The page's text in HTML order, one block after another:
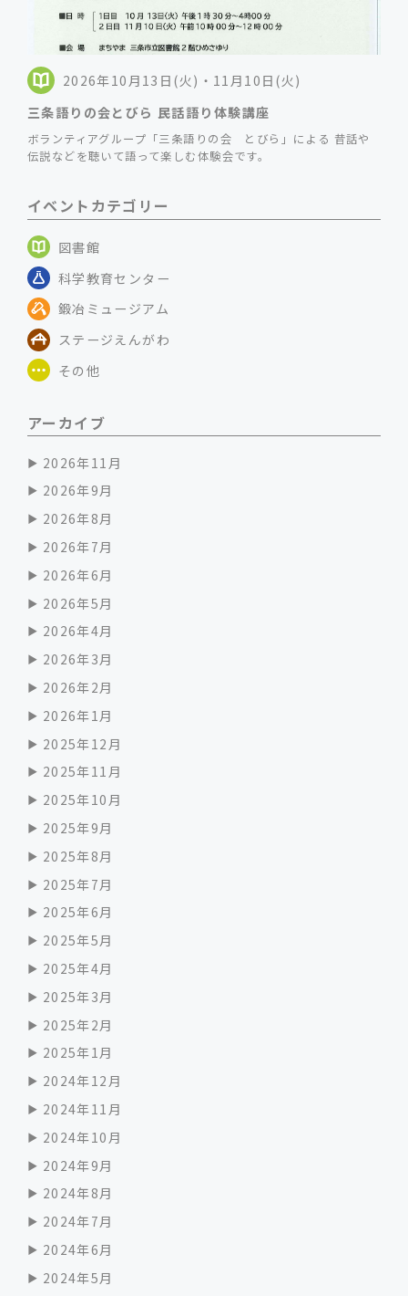
2026年10月13日(火)・11月10日(火)
三条語りの会とびら 民話語り体験講座
ボランティアグループ「三条語りの会 とびら」による 昔話や
伝説などを聴いて語って楽しむ体験会です。
イベントカテゴリー
図書館
科学教育センター
鍛冶ミュージアム
ステージえんがわ
その他
アーカイブ
2026年11月
2026年9月
2026年8月
2026年7月
2026年6月
2026年5月
2026年4月
2026年3月
2026年2月
2026年1月
2025年12月
2025年11月
2025年10月
2025年9月
2025年8月
2025年7月
2025年6月
2025年5月
2025年4月
2025年3月
2025年2月
2025年1月
2024年12月
2024年11月
2024年10月
2024年9月
2024年8月
2024年7月
2024年6月
2024年5月